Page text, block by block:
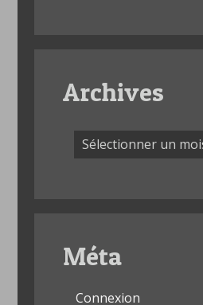
Archives
Archives
Méta
Connexion